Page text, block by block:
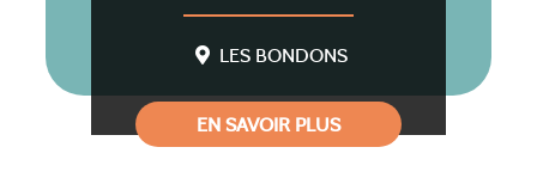
LES BONDONS
EN SAVOIR PLUS